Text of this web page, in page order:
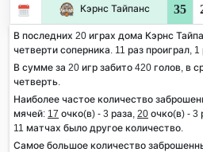
Кэрнс Тайпанс 35
В последних 20 играх дома Кэрнс
четверти соперника. 11 раз проиграл,
В сумме за 20 игр забито 420 голов, в
четверть.
Наиболее частое количество
мячей: 17 очко(в) - 3 раза, 20 очко(в) - 3
11 матчах было другое количество.
Самое большое количество